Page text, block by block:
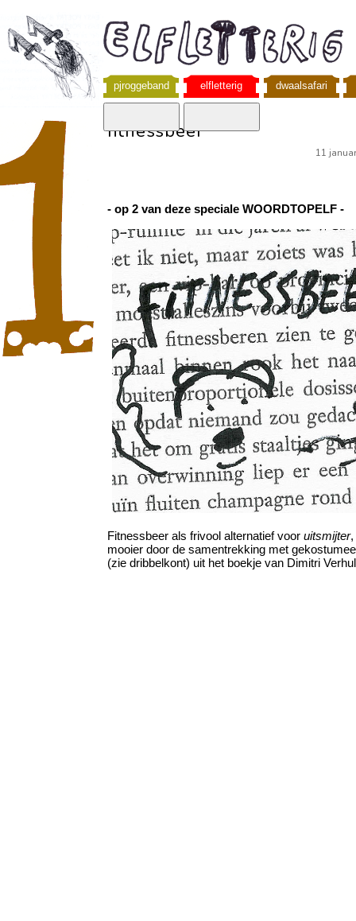
pjroggeband elfletterig dwaalsafari
fitnessbeer
11
- op 2 van deze speciale WOORDTOPELF -
Fitnessbeer als frivool alternatief voor uitsmijter,
mooier door de samentrekking met
(zie dribbelkont) uit het boekje van Dimitri